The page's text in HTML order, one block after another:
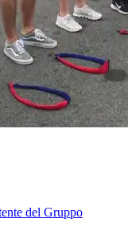
del Gruppo